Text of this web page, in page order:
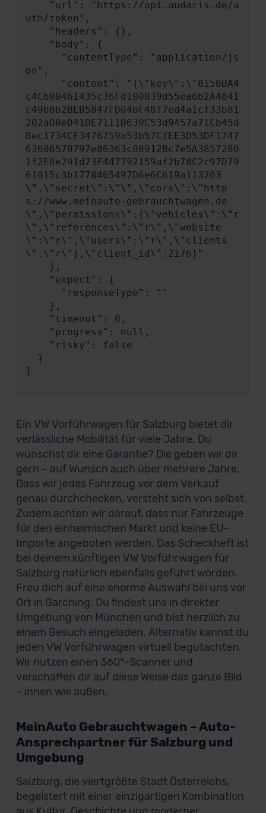
uth/token",
on",
c4C600461435c36Fd100839d55ea6b2A4841
c49b0b2BEB5847FD04bF48f7ed4a1cf33b81
202aD8eD41DE7111B639C53d9457a71Cb45d
Bec1734CF3476759a53b57CfEE3D53DF1747
63606570797e86363c08912Bc7e5A3857280
1f2E8e291d73F447792159af2b78C2c97D79
61015c3b1778465497D6e6C619a113203
\",\"secret\":\"\",\"cors\":\"http
s://www.meinauto-gebrauchtwagen.de
\",\"permissions\":{\"vehicles\":\"r
\",\"references\":\"r\",\"website
\":\"r\",\"users\":\"r\",\"clients
\":\"r\"},\"client_id\":2176}"
}
Ein VW Vorführwagen für Salzburg bietet dir
verlässliche Mobilität für viele Jahre. Du
wünschst dir eine Garantie? Die geben wir dir
gern – auf Wunsch auch über mehrere Jahre.
Dass wir jedes Fahrzeug vor dem Verkauf
genau durchchecken, versteht sich von selbst.
Zudem achten wir darauf, dass nur Fahrzeuge
für den einheimischen Markt und keine EU-
Importe angeboten werden. Das Scheckheft ist
bei deinem künftigen VW Vorführwagen für
Salzburg natürlich ebenfalls geführt worden.
Freu dich auf eine enorme Auswahl bei uns vor
Ort in Garching. Du findest uns in direkter
Umgebung von München und bist herzlich zu
einem Besuch eingeladen. Alternativ kannst du
jeden VW Vorführwagen virtuell begutachten.
Wir nutzen einen 360°-Scanner und
verschaffen dir auf diese Weise das ganze Bild
– innen wie außen.
MeinAuto Gebrauchtwagen – Auto-
Ansprechpartner für Salzburg und
Umgebung
Salzburg, die viertgrößte Stadt Österreichs,
begeistert mit einer einzigartigen Kombination